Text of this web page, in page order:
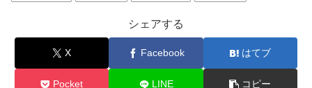
シェアする
X Facebook はてブ
Pocket LINE コピー